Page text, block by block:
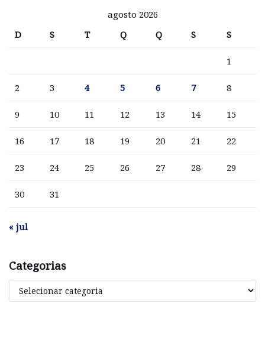
agosto 2026
D
S T Q Q S S
1
2 3 4 5 6 7 8
9 10 11 12 13 14 15
16 17 18 19 20 21 22
23 24 25 26 27 28 29
30 31
« jul
Categorias